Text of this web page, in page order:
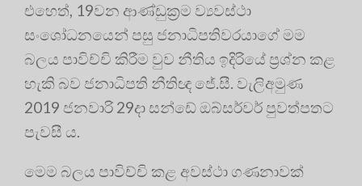
එහෙත්, 19වන ආණ්ඩුක්‍රම ව්‍යවස්ථා
සංශෝධනයෙන් පසු ජනාධිපතිවරයාගේ මම
බලය පාවිච්චි කිරීම වුව නීතිය ඉදිරියේ ප්‍රශ්න කළ
හැකි බව ජනාධිපති නීතිඥ ජේ.සී. වැලිඅමුණ
2019 ජනවාරි 29දා සන්ඩේ ඔබ්සර්වර් පුවත්පතට
පැවසී ය.
මෙම බලය පාවිච්චි කළ අවස්ථා ගණනාවක්